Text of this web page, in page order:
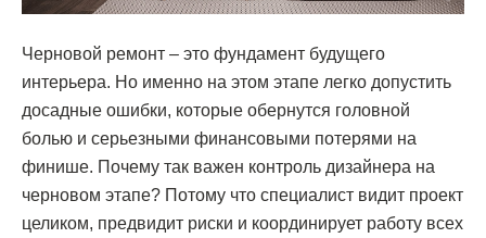
Черновой ремонт – это фундамент будущего
интерьера. Но именно на этом этапе легко допустить
досадные ошибки, которые обернутся головной
болью и серьезными финансовыми потерями на
финише. Почему так важен контроль дизайнера на
черновом этапе? Потому что специалист видит проект
целиком, предвидит риски и координирует работу всех